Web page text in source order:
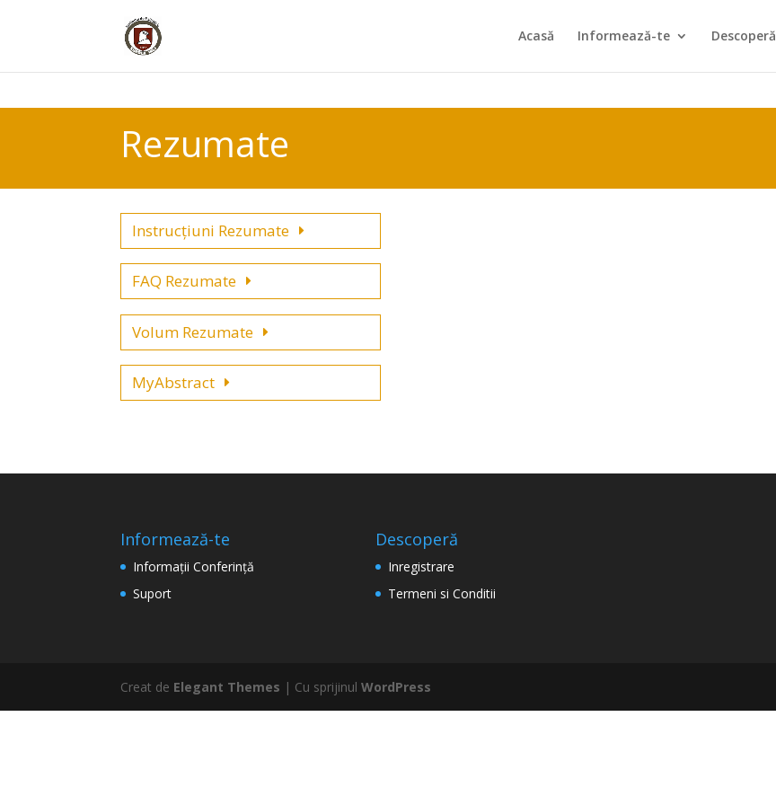
Acasă Informează-te Descoperă
Rezumate
Instrucțiuni Rezumate
FAQ Rezumate
Volum Rezumate
MyAbstract
Informează-te
Informaţii Conferinţă
Suport
Descoperă
Inregistrare
Termeni si Conditii
Creat de Elegant Themes | Cu sprijinulWordPress